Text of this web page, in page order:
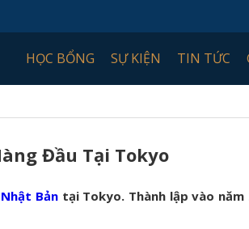
HỌC BỔNG SỰ KIỆN TIN TỨC
Đầu Tại Tokyo
Bảntại Tokyo. Thành lập vào